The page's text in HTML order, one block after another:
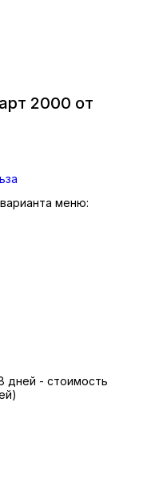
2000 от
меню:
дней - стоимость